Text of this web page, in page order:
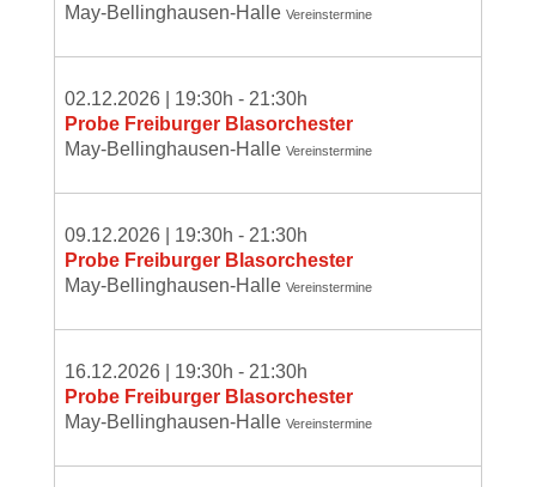
May-Bellinghausen-Halle Vereinstermine
02.12.2026 19:30h - 21:30h
Probe Freiburger Blasorchester
May-Bellinghausen-Halle Vereinstermine
09.12.2026 19:30h - 21:30h
Probe Freiburger Blasorchester
May-Bellinghausen-Halle Vereinstermine
16.12.2026 19:30h - 21:30h
Probe Freiburger Blasorchester
May-Bellinghausen-Halle Vereinstermine